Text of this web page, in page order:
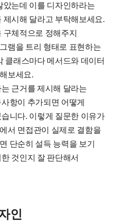
았는데 이를 디자인하라는
제시해 달라고 부탁해보세요.
체적으로 정해주지
램을 트리 형태로 표현하는
클래스마다 메서드와 데이터
보세요.
근거를 제시해 달라는
항이 추가되면 어떻게
니다. 이렇게 질문한 이유가
서 면접관이 실제로 결함을
단순히 설득 능력을 보기
것인지 잘 판단해서
인